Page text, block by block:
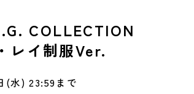
COLLECTION
レイ制服Ver.
(水) 23:59まで